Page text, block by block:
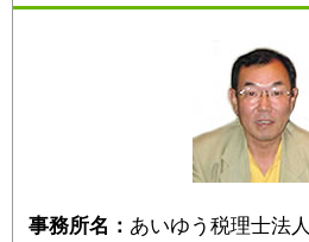
事務所名： あいゆう税理士法人